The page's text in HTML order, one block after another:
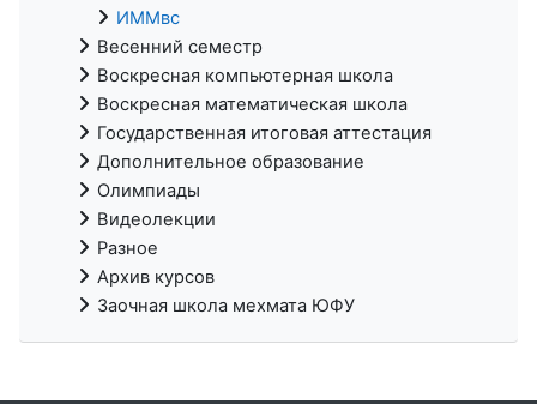
ИММвс
Весенний семестр
Воскресная компьютерная школа
Воскресная математическая школа
Государственная итоговая аттестация
Дополнительное образование
Олимпиады
Видеолекции
Разное
Архив курсов
Заочная школа мехмата ЮФУ